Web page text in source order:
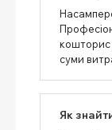
кошторис
суми
Як